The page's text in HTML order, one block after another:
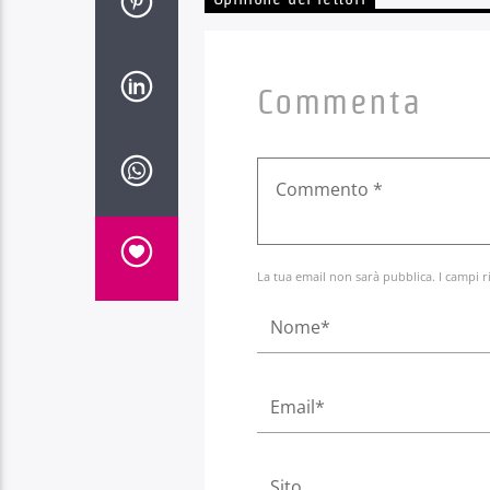
Commenta
La tua email non sarà pubblica. I campi